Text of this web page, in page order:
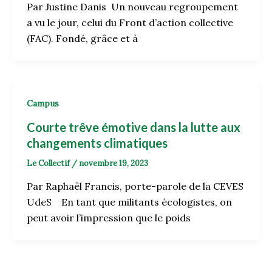
Par Justine Danis Un nouveau regroupement
a vu le jour, celui du Front d’action collective
(FAC). Fondé, grâce et à
Campus
Courte trêve émotive dans la lutte aux
changements climatiques
Le Collectif / novembre 19, 2023
Par Raphaël Francis, porte-parole de la CEVES
UdeS En tant que militants écologistes, on
peut avoir l’impression que le poids